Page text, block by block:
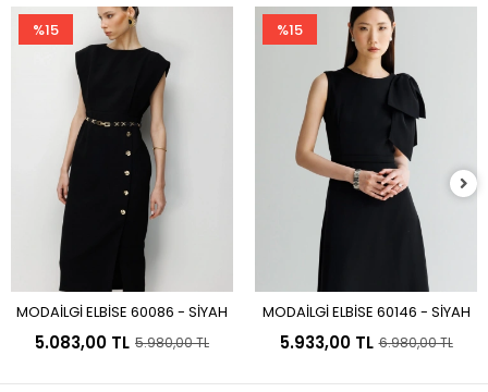
%15
Sepete Ekle
MODAİLGİ ELBİSE 60086 - SİYAH
5.083,00 TL 5.980,00 TL
%15
Sepete Ekle
MODAİLGİ ELBİSE 60146 - SİYAH
5.933,00 TL 6.980,00 TL